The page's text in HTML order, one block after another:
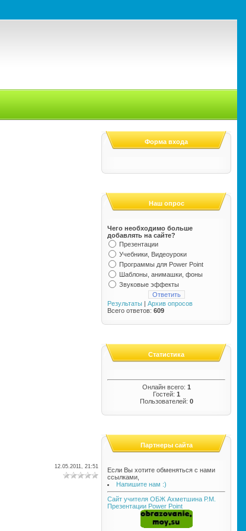
12.05.2011, 21:51
Форма входа
Наш опрос
Чего необходимо больше
добавлять на сайте?
Презентации
Учебники, Видеоуроки
Программы для Power Point
Шаблоны, анимашки, фоны
Звуковые эффекты
Результаты | Архив опросов
Всего ответов: 609
Статистика
Онлайн всего: 1
Гостей: 1
Пользователей: 0
Партнеры сайта
Если Вы хотите обменяться с нами
ссылками,
Напишите нам :)
Сайт учителя ОБЖ Ахметшина Р.М.
Презентации Power Point